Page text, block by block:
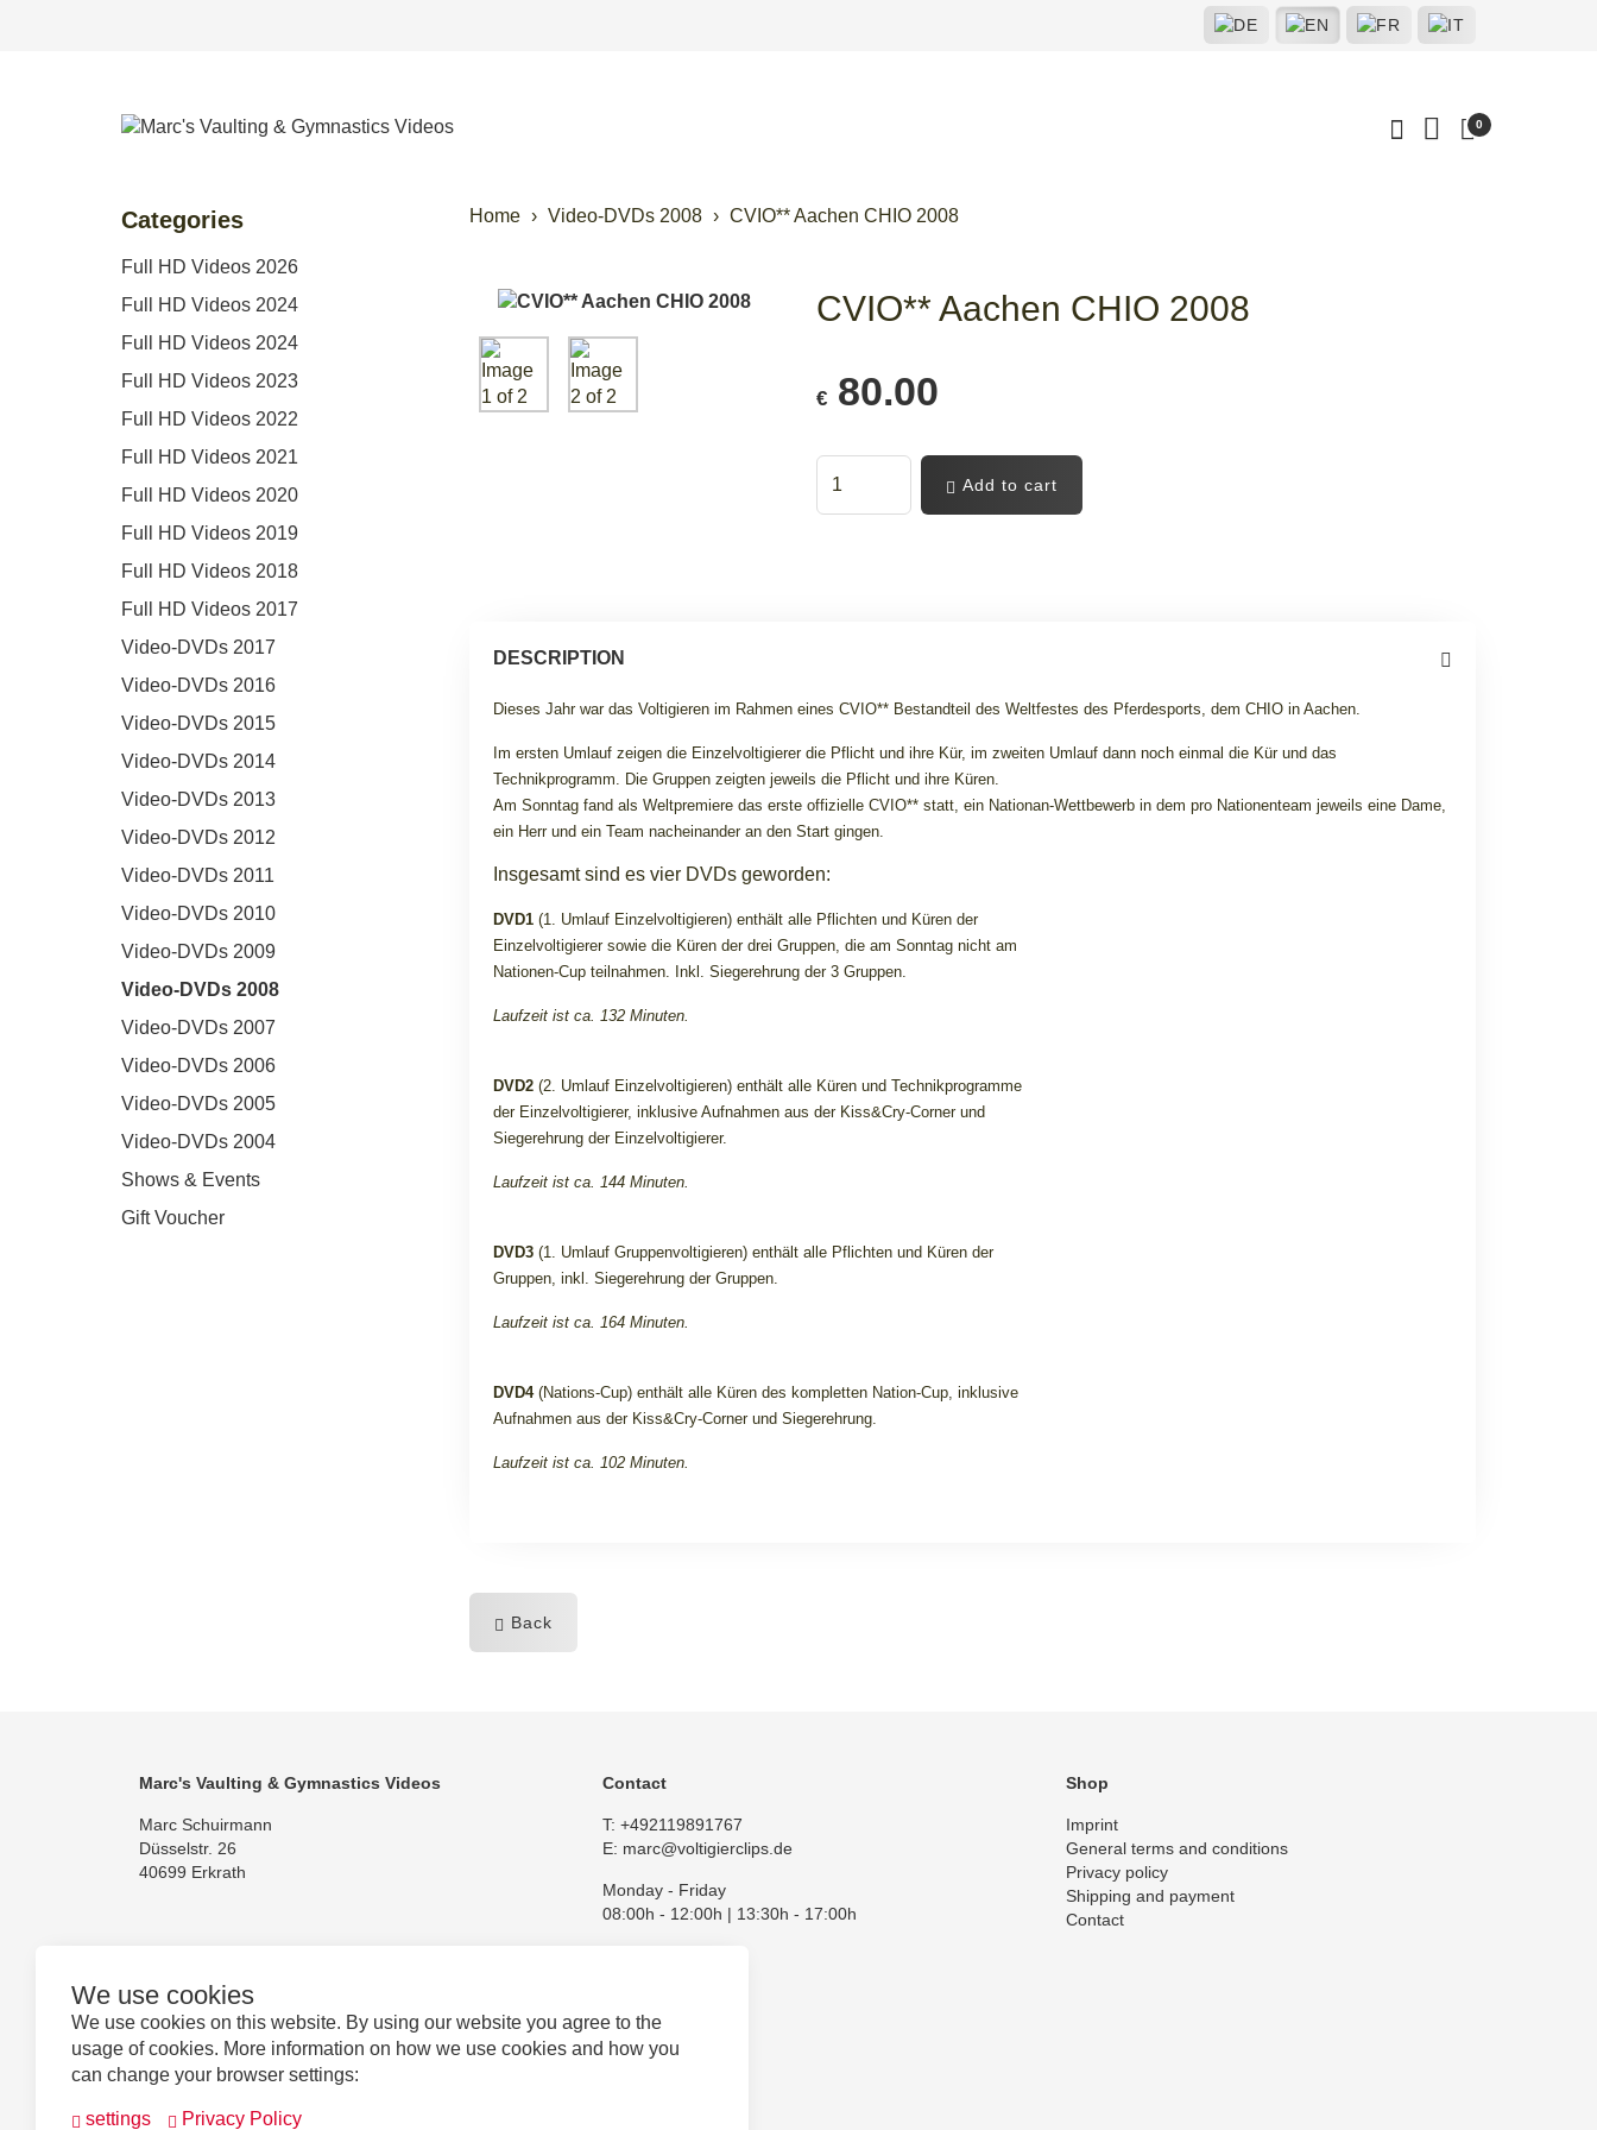
We use cookies
We use cookies on this website. By using our website you agree to the
usage of cookies. More information on how we use cookies and how you
can change your browser settings:
settings Privacy Policy
0
Home Video-DVDs 2008 CVIO** Aachen CHIO 2008
CVIO** Aachen CHIO 2008
€ 80.00
Add to cart
DESCRIPTION
Dieses Jahr war das Voltigieren im Rahmen eines CVIO** Bestandteil des Weltfestes des Pferdesports, dem CHIO in Aachen.
Im ersten Umlauf zeigen die Einzelvoltigierer die Pflicht und ihre Kür, im zweiten Umlauf dann noch einmal die Kür und das
Technikprogramm. Die Gruppen zeigten jeweils die Pflicht und ihre Küren.
Am Sonntag fand als Weltpremiere das erste offizielle CVIO** statt, ein Nationan-Wettbewerb in dem pro Nationenteam jeweils eine Dame,
ein Herr und ein Team nacheinander an den Start gingen.
Insgesamt sind es vier DVDs geworden:
DVD1(1. Umlauf Einzelvoltigieren) enthält alle Pflichten und Küren der
Einzelvoltigierer sowie die Küren der drei Gruppen, die am Sonntag nicht am
Nationen-Cup teilnahmen. Inkl. Siegerehrung der 3 Gruppen.
Laufzeit ist ca. 132 Minuten.
DVD2(2. Umlauf Einzelvoltigieren) enthält alle Küren und Technikprogramme
der Einzelvoltigierer, inklusive Aufnahmen aus der Kiss&Cry-Corner und
Siegerehrung der Einzelvoltigierer.
Laufzeit ist ca. 144 Minuten.
DVD3(1. Umlauf Gruppenvoltigieren) enthält alle Pflichten und Küren der
Gruppen, inkl. Siegerehrung der Gruppen.
Laufzeit ist ca. 164 Minuten.
DVD4(Nations-Cup) enthält alle Küren des kompletten Nation-Cup, inklusive
Aufnahmen aus der Kiss&Cry-Corner und Siegerehrung.
Laufzeit ist ca. 102 Minuten.
Back
Categories
Full HD Videos 2026
Full HD Videos 2024
Full HD Videos 2024
Full HD Videos 2023
Full HD Videos 2022
Full HD Videos 2021
Full HD Videos 2020
Full HD Videos 2019
Full HD Videos 2018
Full HD Videos 2017
Video-DVDs 2017
Video-DVDs 2016
Video-DVDs 2015
Video-DVDs 2014
Video-DVDs 2013
Video-DVDs 2012
Video-DVDs 2011
Video-DVDs 2010
Video-DVDs 2009
Video-DVDs 2008
Video-DVDs 2007
Video-DVDs 2006
Video-DVDs 2005
Video-DVDs 2004
Shows & Events
Gift Voucher
Marc's Vaulting & Gymnastics Videos
Marc Schuirmann
Düsselstr. 26
40699 Erkrath
Contact
T: +492119891767
E: marc@voltigierclips.de
Monday - Friday
08:00h - 12:00h | 13:30h - 17:00h
Shop
Imprint
General terms and conditions
Privacy policy
Shipping and payment
Contact
Follow us